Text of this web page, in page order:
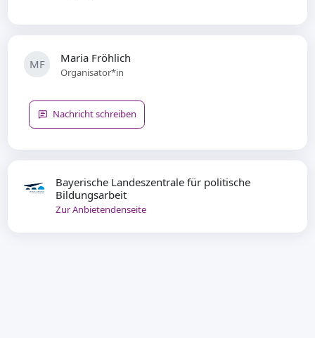
Bayerische Landeszentrale für politische
Bildungsarbeit
Zur Anbietendenseite
MF Maria Fröhlich
Organisator*in
Nachricht schreiben